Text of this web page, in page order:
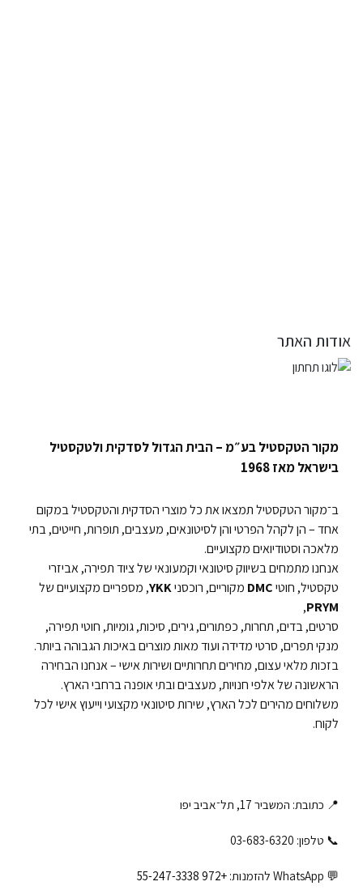
אודות האתר
מקור הטקסטיל בע״מ – הבית הגדול לסדקית ולטקסטיל
בישראל מאז 1968
ב־מקור הטקסטיל תמצאו את כל מוצרי הסדקית והטקסטיל במקום
אחד – הן לקהל הפרטי והן לסיטונאים, מעצבים, תופרות, חייטים, בתי
מלאכה וסטודיואים מקצועיים.
אנחנו מתמחים בשיווק סיטונאי וקמעונאי של ציוד תפירה, אביזרי
טקסטיל, חוטיDMC מקוריים, רוכסניYKK, מספריים מקצועיים של
PRYM
,
סרטים, בדים, תחרות, כפתורים, גירים, סיכות, גומיות, חוטי תפירה,
מנקי תפרים, סרטי מדידה ועוד מאות מוצרים באיכות הגבוהה ביותר.
בזכות מלאי עצום, מחירים תחרותיים ושירות אישי – אנחנו הבחירה
הראשונה של אלפי חנויות, מעצבים ובתי אופנה ברחבי הארץ.
משלוחים מהירים לכל הארץ, שירות סיטונאי מקצועי וייעוץ אישי לכל
לקוח.
📍 כתובת: המשביר 17, תל־אביב יפו
📞 טלפון: ‎03-683-6320
💬 WhatsApp להזמנות: +972 55-247-3338